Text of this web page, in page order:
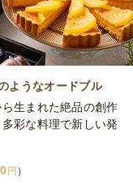
ニバーサリープラン
ようなオードブル
生まれた絶品の創作
彩な料理で新しい発
円